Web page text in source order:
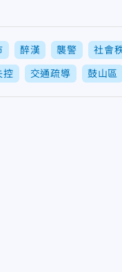
醉漢 襲警 社會
控 交通疏導 鼓山區